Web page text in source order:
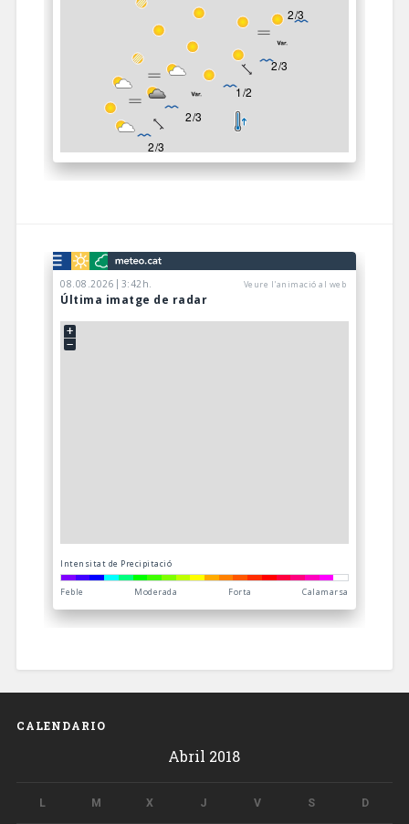
CALENDARIO
Abril 2018
L M X J V S D